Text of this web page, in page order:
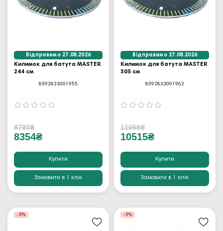
Відправимо 27.08.2026
Килимок для батута MASTER
244 см
8592833001955
8793₴
8354₴
Купити
Замовити в 1 клік
Відправимо 27.08.2026
Килимок для батута MASTER
305 см
8592833001962
11068₴
10515₴
Купити
Замовити в 1 клік
-5% -5%